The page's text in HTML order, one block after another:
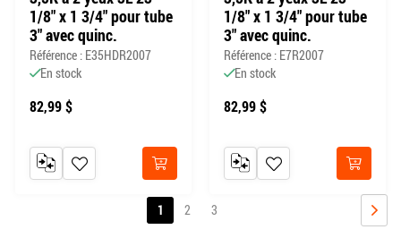
1/8" x 1 3/4" pour tube
3" avec quinc.
Référence : E35HDR2007
En stock
82,99 $
Acheter
AJOUTER À MA LISTE DE SOUHAITS
AJOUTER AU COMPARATEUR
1/8" x 1 3/4" pour tube
3" avec quinc.
Référence : E7R2007
En stock
82,99 $
Acheter
AJOUTER À MA LISTE DE
AJOUTER AU COMPARATEUR
Vous
lisez
1 Page
2 Page
3
PAGE